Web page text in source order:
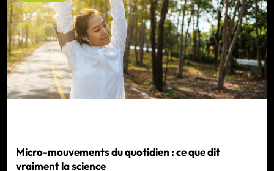
Micro-mouvements du quotidien : ce que dit
vraiment la science